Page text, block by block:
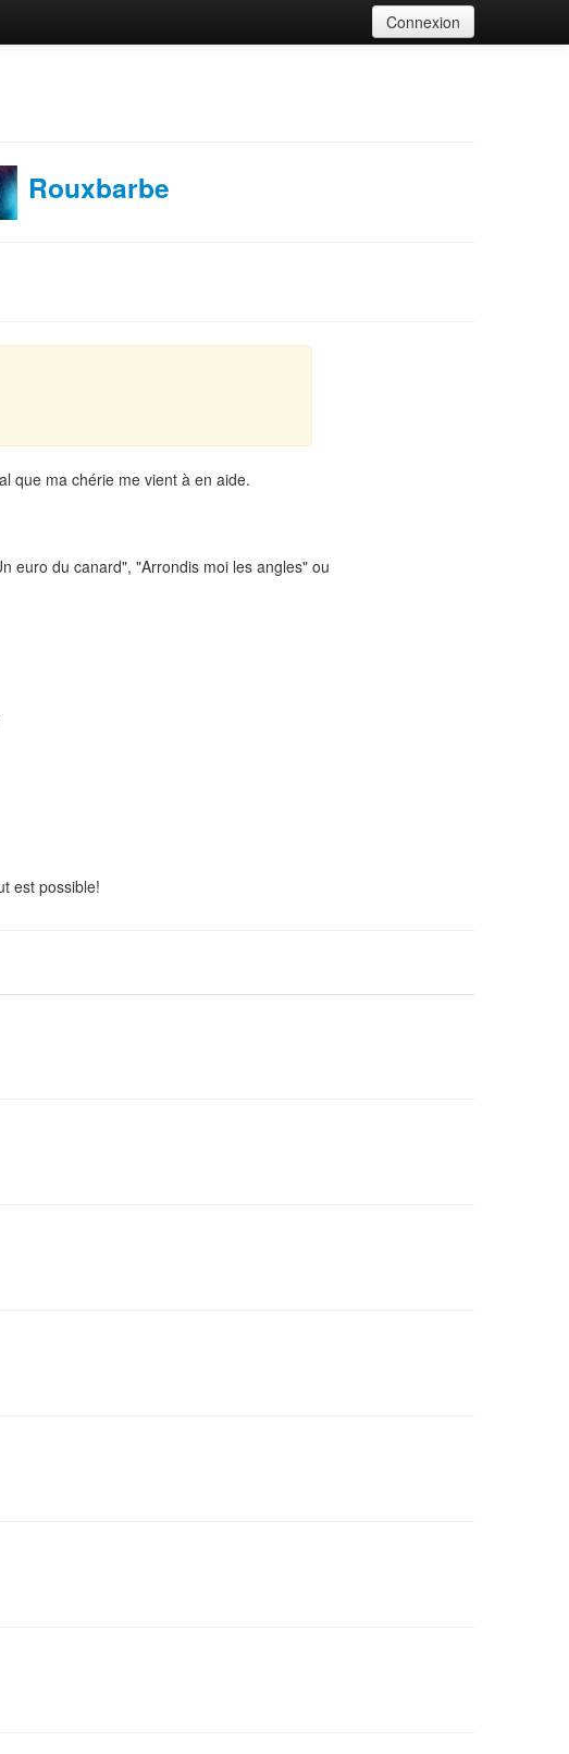
Connexion
Rouxbarbe
que ma chérie me vient à en aide.
euro du canard", "Arrondis moi les angles" ou
est possible!